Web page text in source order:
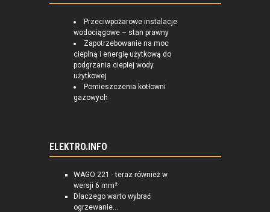
Przeciwpożarowe instalacje
wodociągowe – stan prawny
Zapotrzebowanie na moc
cieplną i energię użytkową do
podgrzania ciepłej wody
użytkowej
Pomieszczenia kotłowni
gazowych
ELEKTRO.INFO
WAGO 221 - teraz również w
wersji 6 mm²
Dlaczego warto wybrać
ogrzewanie...